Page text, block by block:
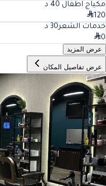
مكياج اطفال 40 د
120
خدمات الشعر30 د
0
عرض المزيد
عرض تفاصيل المكان